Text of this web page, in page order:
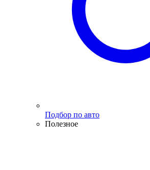
Подбор по авто
Полезное